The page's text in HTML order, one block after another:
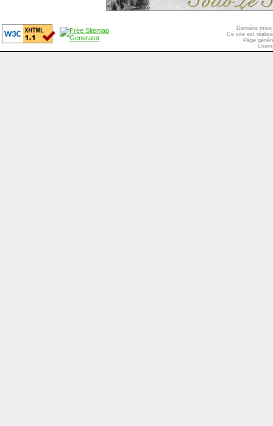
Dernière
Ce site est
Page